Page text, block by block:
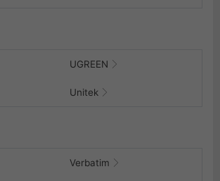
UGREEN
Unitek
Verbatim